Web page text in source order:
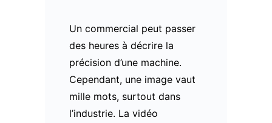
Un commercial peut passer
des heures à décrire la
précision d’une machine.
Cependant, une image vaut
mille mots, surtout dans
l’industrie. La vidéo